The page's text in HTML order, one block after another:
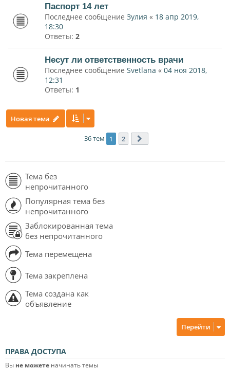
Паспорт 14 лет
Последнее сообщение Зулия « 18 апр 2019,
18:30
Ответы: 2
Несут ли ответственность врачи
Последнее сообщение Svetlana « 04 ноя 2018,
12:31
Ответы: 1
Новая тема
36 тем 1 2
Тема без
непрочитанного
Популярная тема без
непрочитанного
Заблокированная тема
без непрочитанного
Тема перемещена
Тема закреплена
Тема создана как
объявление
Перейти
ПРАВА ДОСТУПА
Вы не можете начинать темы